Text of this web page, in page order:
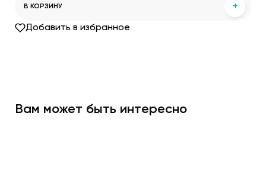
В КОРЗИНУ +
Добавить в избранное
Вам может быть интересно